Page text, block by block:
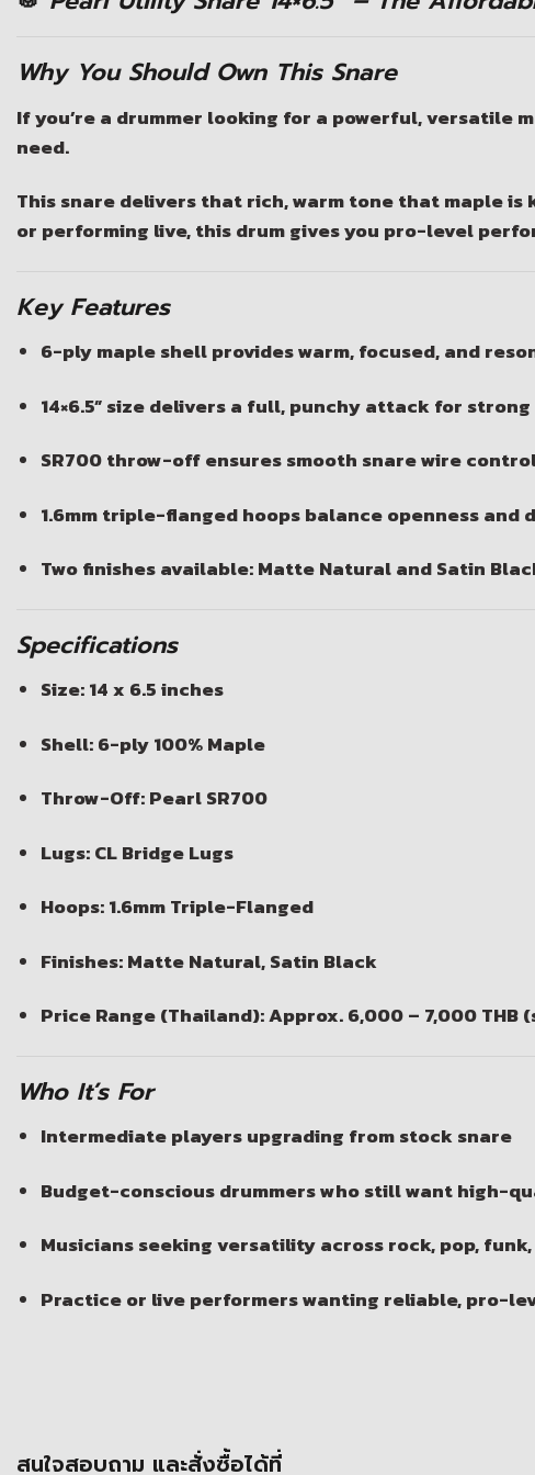
Why You Should Own This Snare
If you’re a drummer looking for a powerful, versatile
need.
This snare delivers that rich, warm tone that maple
or performing live, this drum gives you pro-level
Key Features
6-ply maple shell provides warm, focused, and
14×6.5” size delivers a full, punchy attack for
SR700 throw-off ensures smooth snare wire
1.6mm triple-flanged hoops balance openness and
Two finishes available: Matte Natural and Satin
Specifications
Size: 14 x 6.5 inches
Shell: 6-ply 100% Maple
Throw-Off: Pearl SR700
Lugs: CL Bridge Lugs
Hoops: 1.6mm Triple-Flanged
Finishes: Matte Natural, Satin Black
Price Range (Thailand): Approx. 6,000 – 7,000
Who It’s For
Intermediate players upgrading from stock snare
Budget-conscious drummers who still want high-
Musicians seeking versatility across rock, pop,
Practice or live performers wanting reliable, pro-
สนใจสอบถาม และสั่งซื้อได้ที่